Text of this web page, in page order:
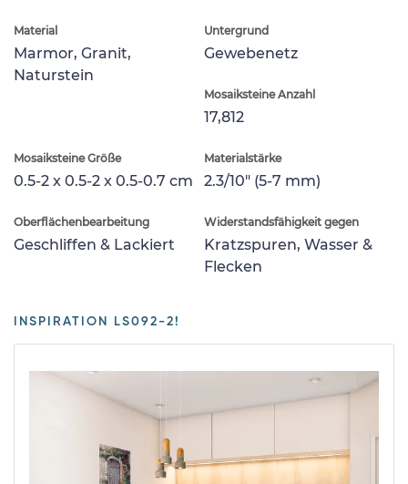
Material
Marmor, Granit,
Naturstein
Untergrund
Gewebenetz
Mosaiksteine Anzahl
17,812
Mosaiksteine Größe
0.5-2 x 0.5-2 x 0.5-0.7 cm
Materialstärke
2.3/10" (5-7 mm)
Oberflächenbearbeitung
Geschliffen & Lackiert
Widerstandsfähigkeit gegen
Kratzspuren, Wasser &
Flecken
INSPIRATION LS092-2!